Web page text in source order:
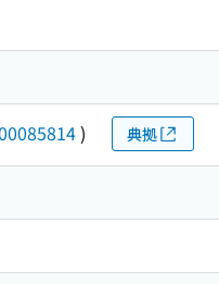
) 典拠